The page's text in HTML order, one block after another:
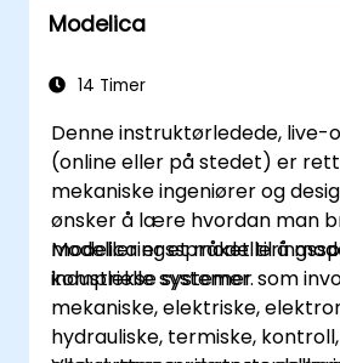
Modelica
14 Timer
Denne instruktørledede,
(online eller på stedet) er
mekaniske ingeniører og
ønsker å lære hvordan man
modelleringsspråket til å
industrielle systemer.
Modelica er et
komplekse systemer som
mekaniske, elektriske,
hydrauliske, termiske,